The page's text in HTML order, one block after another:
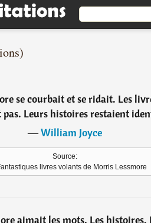
se courbait et se ridait. Les
Leurs histoires restaient
―William Joyce
Source:
livres volants de Morris Lessmore
aimait les mots. Les histoires.